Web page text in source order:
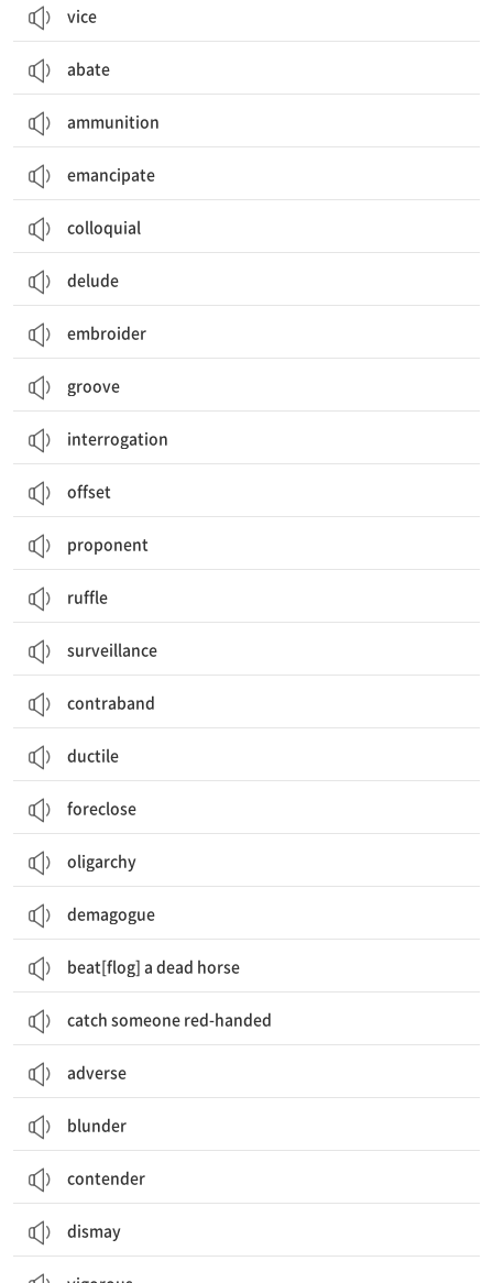
vice
abate
ammunition
emancipate
colloquial
delude
embroider
groove
interrogation
offset
proponent
ruffle
surveillance
contraband
ductile
foreclose
oligarchy
demagogue
beat[flog] a dead horse
catch someone red-handed
adverse
blunder
contender
dismay